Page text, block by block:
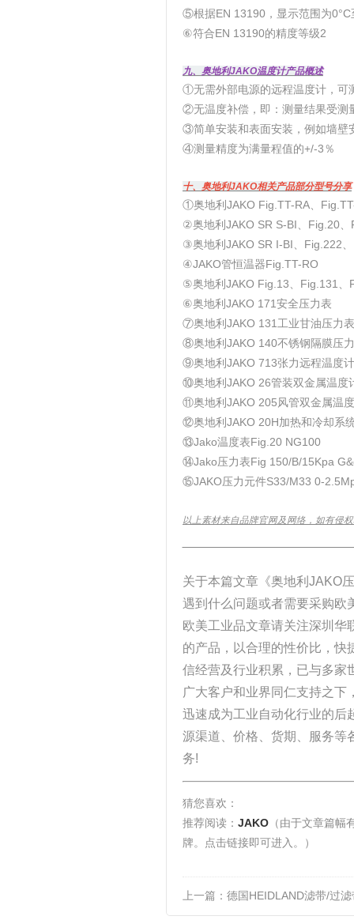
⑤根据EN 13190，显示范围为0°C
⑥符合EN 13190的精度等级2
九、奥地利JAKO温度计产品概述
①无需外部电源的远程温度计，可
②无温度补偿，即：测量结果受测
③简单安装和表面安装，例如墙壁
④测量精度为满量程值的+/-3％
十、奥地利JAKO相关产品部分型号分享
①奥地利JAKO Fig.TT-RA、
②奥地利JAKO SR S-BI、Fig.20
③奥地利JAKO SR I-BI、Fig.222
④JAKO管恒温器Fig.TT-RO
⑤奥地利JAKO Fig.13、Fig.131、
⑥奥地利JAKO 171安全压力表
⑦奥地利JAKO 131工业甘油压力表
⑧奥地利JAKO 140不锈钢隔膜压
⑨奥地利JAKO 713张力远程温度计
⑩奥地利JAKO 26管装双金属温度
⑪奥地利JAKO 205风管双金属温
⑫奥地利JAKO 20H加热和冷却系
⑬Jako温度表Fig.20 NG100
⑭Jako压力表Fig 150/B/15Kpa
⑮JAKO压力元件S33/M33 0-
以上素材来自品牌官网及网络，如有侵
关于本篇文章《奥地利JAKO
遇到什么问题或者需要采购欧
欧美工业品文章请关注深圳华
的产品，以合理的性价比，快
信经营及行业积累，已与多家
广大客户和业界同仁支持之
迅速成为工业自动化行业的后
源渠道、价格、货期、服务等
务!
猜您喜欢：
推荐阅读： JAKO （由于文章篇
牌。点击链接即可进入。）
上一篇： 德国HEIDLAND滤带/过